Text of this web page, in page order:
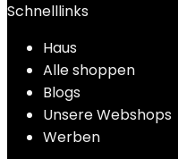
Schnelllinks
Haus
Alle shoppen
Blogs
Unsere Webshops
Werben